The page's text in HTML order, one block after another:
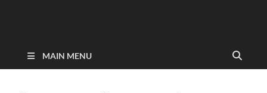
MAIN MENU